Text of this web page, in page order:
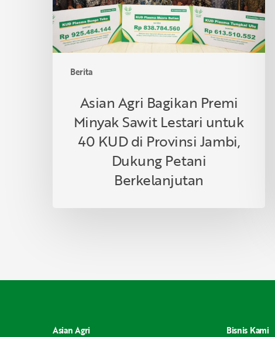
Berita
Lestari
untuk
40
KUD
Provinsi
Dukung
Petani
Berkelanjutan
Asian Agri Bagikan Premi
Minyak Sawit Lestari untuk
40 KUD di Provinsi Jambi,
Dukung Petani
Berkelanjutan
Asian Agri Bisnis Kami